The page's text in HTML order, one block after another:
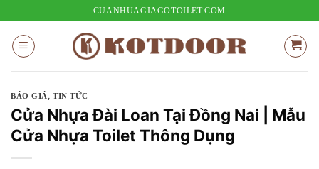
nội
dung
CUANHUAGIAGOTOILET.COM
BÁO GIÁ ,TIN TỨC
Cửa Nhựa Đài Loan Tại Đồng Nai | Mẫu
Cửa Nhựa Toilet Thông Dụng